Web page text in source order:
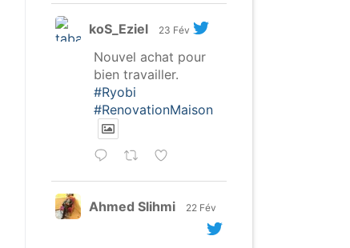
koS_Eziel 23 Fév
Nouvel achat pour
bien travailler.
#Ryobi
#RenovationMaison
Ahmed Slihmi 22 Fév